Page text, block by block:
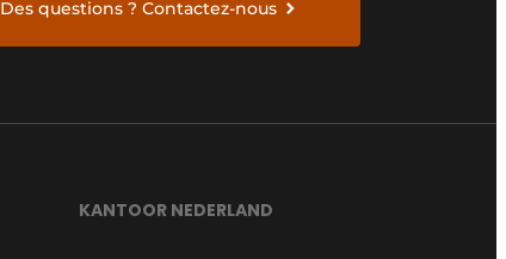
Des questions ? Contactez-nous
KANTOOR NEDERLAND